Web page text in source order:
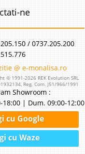
ne
/ 0737.205.200
@ e-monalisa.ro
© 1991-2026 REK Evolution SRL
Reg. Com. J51/966/1991
Showroom :
18:00 | Dum. 09:00-12:00
cu Google
cu Waze